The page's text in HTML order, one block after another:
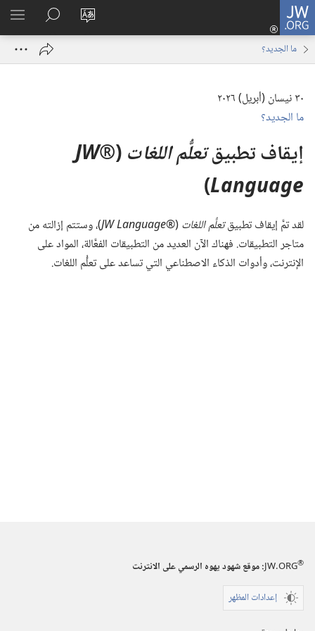
JW.ORG
تغيير
الموقع
تسجيل
الدخول
نافذة
البحث
في
JW.ORG
ما الجديد؟‏
٣٠ نيسان (‏أبريل)‏ ٢٠٢٦
ما الجديد؟‏
إيقاف تطبيقتعلُّم اللغات(‏
®JW
Language
‏)‏
لقد تمَّ إيقاف تطبيقتعلُّم اللغات(‏
®JW Language
‏)‏،‏ وستتم إزالته من
متاجر التطبيقات.‏ فهناك الآن العديد من التطبيقات الفعَّالة،‏ المواد على
الإنترنت،‏ وأدوات الذكاء الاصطناعي التي تساعد على تعلُّم اللغات.‏
JW.ORG®
:‏ موقع شهود يهوه الرسمي على الانترنت
إعدادات المظهر